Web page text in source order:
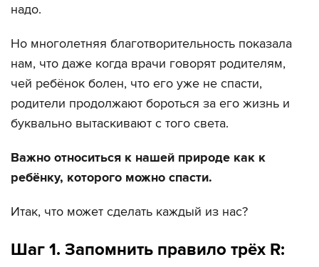
надо.
Но многолетняя благотворительность показала
нам, что даже когда врачи говорят родителям,
чей ребёнок болен, что его уже не спасти,
родители продолжают бороться за его жизнь и
буквально вытаскивают с того света.
Важно относиться к нашей природе как к
ребёнку, которого можно спасти.
Итак, что может сделать каждый из нас?
Шаг 1. Запомнить правило трёх R: